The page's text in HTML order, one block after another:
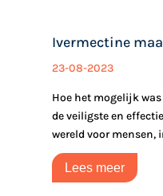
Ivermectine
23-08-2023
Hoe het mogelijk
de veiligste en
wereld voor mensen,
Lees meer